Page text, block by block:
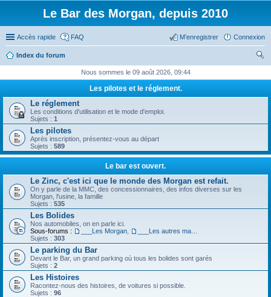
Le Bar des Morgan, depuis 2010
Accès rapide FAQ Connexion
M’enregistrer
Index du forum
ch
Nous sommes le 09 août 2026, 09:44
Les pilotes et le réglement.
Le réglement
Les conditions d'utilisation et le mode d'emploi.
Sujets : 1
Les pilotes
Après inscription, présentez-vous au départ
Sujets : 589
Le bar est ouvert.
Le Zinc, c'est ici que le monde des Morgan est refait.
On y parle de la MMC, des concessionnaires, des infos diverses sur les
Morgan, l'usine, la famille
Sujets : 535
Les Bolides
Nos automobiles, on en parle ici.
Sous-forums :
___Les Morgan
Sujets : 303
Le parking du Bar
Devant le Bar, un grand parking où tous les bolides sont garés
Sujets : 2
Les Histoires
Racontez-nous des histoires, de voitures si possible.
Sujets : 96